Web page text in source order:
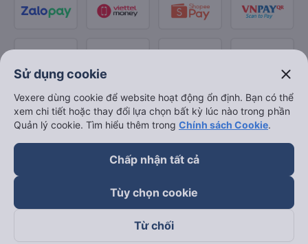
Sử dụng cookie close
Vexere dùng cookie để website hoạt động ổn định. Bạn có thể
xem chi tiết hoặc thay đổi lựa chọn bất kỳ lúc nào trong phần
Quản lý cookie. Tìm hiểu thêm trong Chính sách Cookie.
Chấp nhận tất cả
Tùy chọn cookie
Từ chối